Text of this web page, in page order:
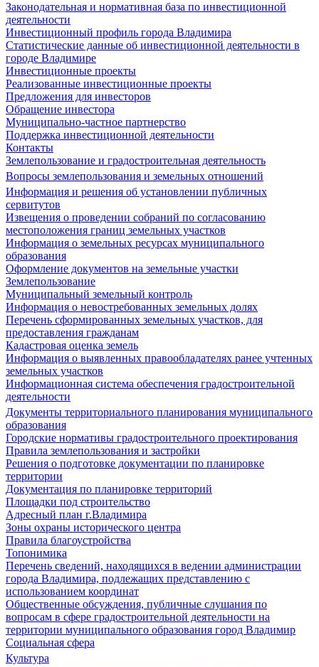
Законодательная и нормативная база по инвестиционной
деятельности
Инвестиционный профиль города Владимира
Статистические данные об инвестиционной деятельности в
городе Владимире
Инвестиционные проекты
Реализованные инвестиционные проекты
Предложения для инвесторов
Обращение инвестора
Муниципально-частное партнерство
Поддержка инвестиционной деятельности
Контакты
Землепользование и градостроительная деятельность
Вопросы землепользования и земельных отношений
Информация и решения об установлении публичных
сервитутов
Извещения о проведении собраний по согласованию
местоположения границ земельных участков
Информация о земельных ресурсах муниципального
образования
Оформление документов на земельные участки
Землепользование
Муниципальный земельный контроль
Информация о невостребованных земельных долях
Перечень сформированных земельных участков, для
предоставления гражданам
Кадастровая оценка земель
Информация о выявленных правообладателях ранее учтенных
земельных участков
Информационная система обеспечения градостроительной
деятельности
Документы территориального планирования муниципального
образования
Городские нормативы градостроительного проектирования
Правила землепользования и застройки
Решения о подготовке документации по планировке
территории
Документация по планировке территорий
Площадки под строительство
Адресный план г.Владимира
Зоны охраны исторического центра
Правила благоустройства
Топонимика
Перечень сведений, находящихся в ведении администрации
города Владимира, подлежащих представлению с
использованием координат
Общественные обсуждения, публичные слушания по
вопросам в сфере градостроительной деятельности на
территории муниципального образования город Владимир
Социальная сфера
Культура